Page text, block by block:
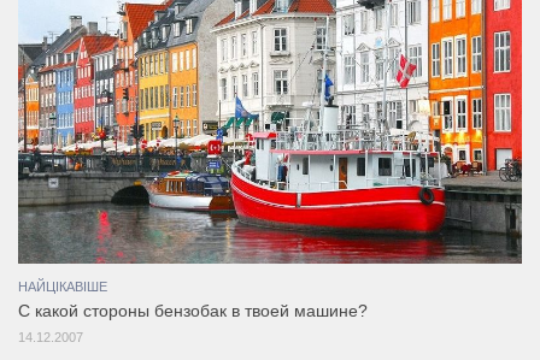
НАЙЦІКАВІШЕ
С какой стороны бензобак в твоей машине?
14.12.2007